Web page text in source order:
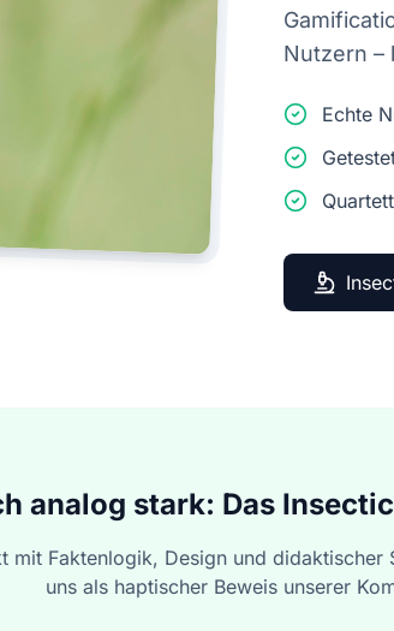
Nutzern –
Echte
analog stark: Das
mit Faktenlogik, Design und
uns als haptischer Beweis unserer